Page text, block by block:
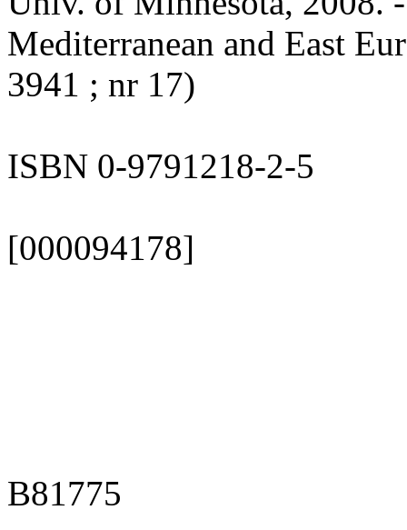
Mediterranean and East
3941 ; nr 17)
ISBN 0-9791218-2-5
[000094178]
B81775